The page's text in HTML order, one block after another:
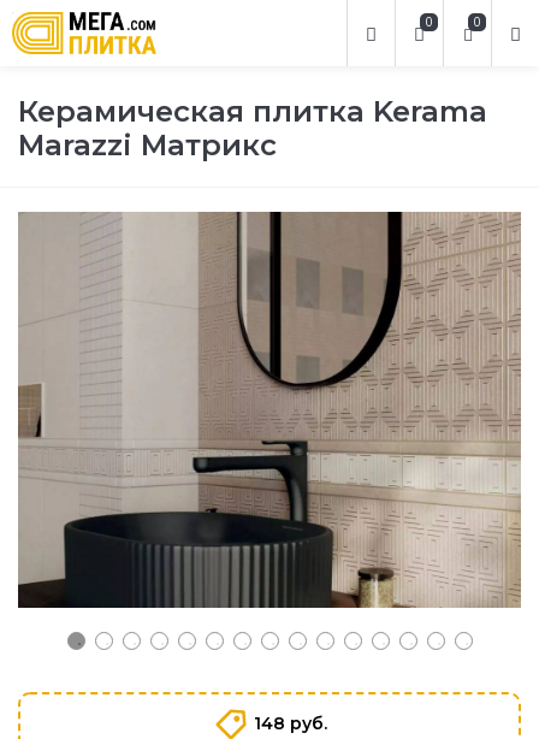
0
0
Керамическая плитка Kerama
Marazzi Матрикс
148 руб.